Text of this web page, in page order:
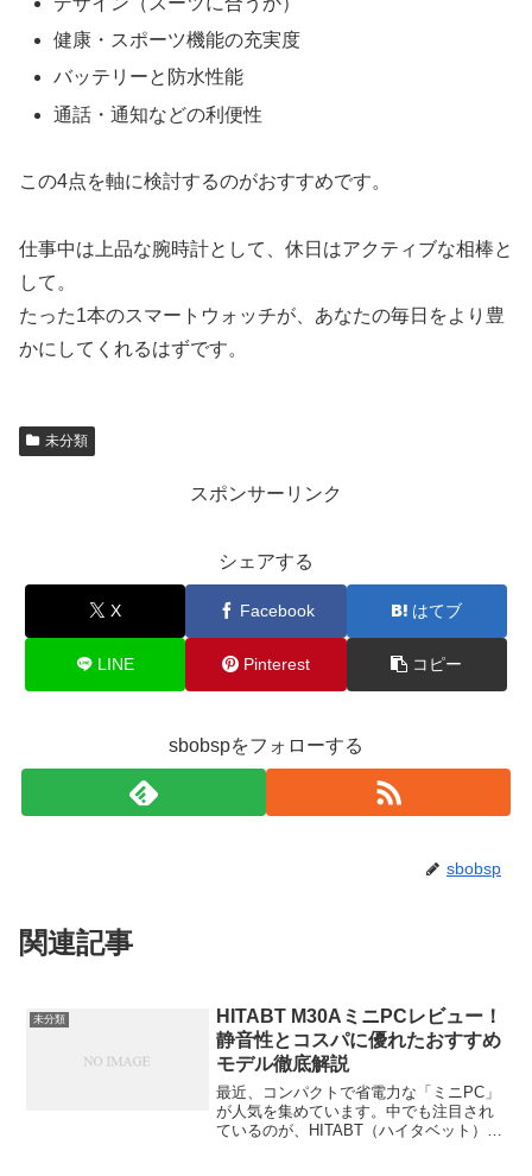
健康・スポーツ機能の充実度
バッテリーと防水性能
通話・通知などの利便性
この4点を軸に検討するのがおすすめです。
仕事中は上品な腕時計として、休日はアクティブな相棒と
して。
たった1本のスマートウォッチが、あなたの毎日をより豊
かにしてくれるはずです。
未分類
スポンサーリンク
シェアする
X Facebook はてブ
LINE Pinterest コピー
sbobspをフォローする
sbobsp
関連記事
未分類
HITABT M30AミニPCレビュー！
静音性とコスパに優れたおすすめ
モデル徹底解説
最近、コンパクトで省電力な「ミニPC」
が人気を集めています。中でも注目され
ているのが、HITABT（ハイタベット）